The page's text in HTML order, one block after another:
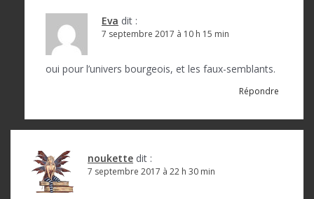
Eva dit :
7 septembre 2017 à 10 h 15 min
oui pour l’univers bourgeois, et les faux-semblants.
Répondre
noukette dit :
7 septembre 2017 à 22 h 30 min